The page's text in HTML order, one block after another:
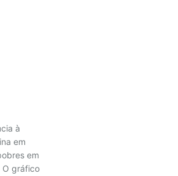
à
em
em
O gráfico